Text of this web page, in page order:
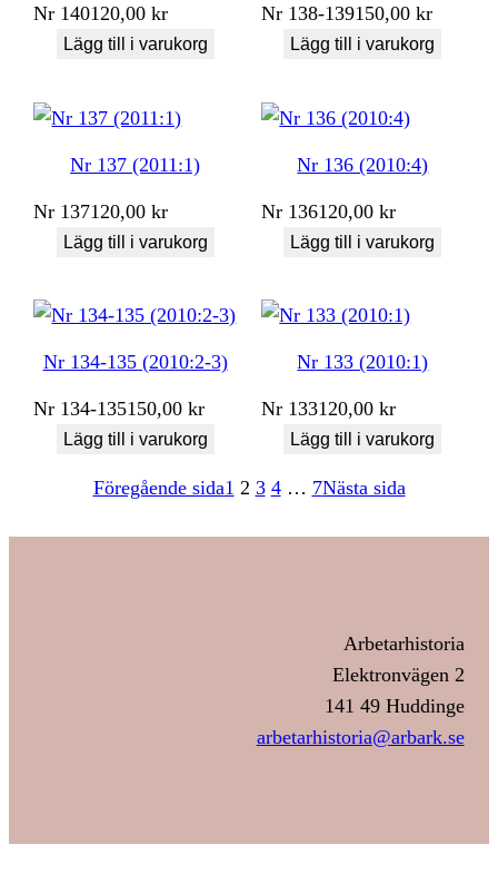
Nr 140120,00kr
Lägg till i varukorg
Nr 138-139150,00kr
Lägg till i varukorg
Nr 137 (2011:1)
Nr 137120,00kr
Lägg till i varukorg
Nr 136 (2010:4)
Nr 136120,00kr
Lägg till i varukorg
Nr 134-135 (2010:2-3)
Nr 134-135150,00kr
Lägg till i varukorg
Nr 133 (2010:1)
Nr 133120,00kr
Lägg till i varukorg
Föregående sida1 2 3 4 … 7Nästa sida
Arbetarhistoria
Elektronvägen 2
141 49 Huddinge
arbetarhistoria@arbark.se